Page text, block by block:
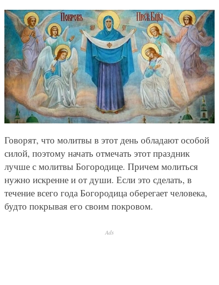
Говорят, что молитвы в этот день обладают особой
силой, поэтому начать отмечать этот праздник
лучше с молитвы Богородице. Причем молиться
нужно искренне и от души. Если это сделать, в
течение всего года Богородица оберегает человека,
будто покрывая его своим покровом.
Ads